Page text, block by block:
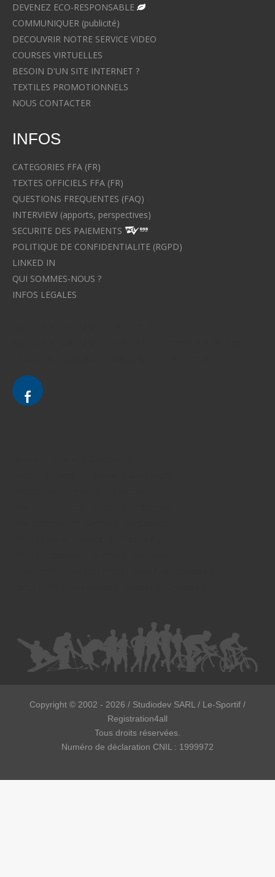
DEVENEZ ECO-RESPONSABLE
COMMUNIQUER (publicité)
DECOUVRIR NOTRE SERVICE VIDEO
COURSES VIRTUELLES
BESOIN D'UN SITE INTERNET ?
TEXTILES PROMOTIONNELS
NOUS CONTACTER
INFOS
CATEGORIES FFA (FR)
TEXTES OFFICIELS FFA (FR)
QUESTIONS FREQUENTES (FAQ)
INTERVIEW (apports, perspectives)
SECURITE DES PAIEMENTS
POLITIQUE DE CONFIDENTIALITE (RGPD)
LINKED IN
QUI SOMMES-NOUS ?
INFOS LEGALES
Copyright © 2002 - 2026 / Studiodev SARL / Le-Sportif /
Registration4all
Tous droits réservées.
Numéro de déclaration CNIL : 1999972